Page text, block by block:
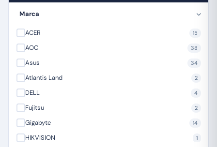
Marca
ACER 15
AOC 38
Asus 34
Atlantis Land 2
DELL 4
Fujitsu 2
Gigabyte 14
HIKVISION 1